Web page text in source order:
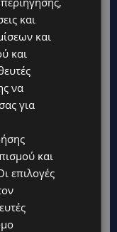
Φεστιβάλ
και
και
και
να
για
και
επιλογές